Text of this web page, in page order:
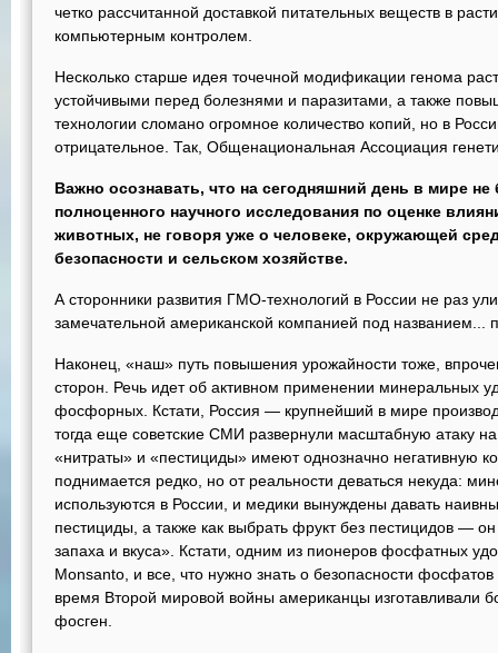
четко рассчитанной доставкой питательных веществ в
компьютерным контролем.
Несколько старше идея точечной модификации генома
устойчивыми перед болезнями и паразитами, а также
технологии сломано огромное количество копий, но в
отрицательное. Так, Общенациональная Ассоциация
Важно осознавать, что на сегодняшний день в мире
полноценного научного исследования по оценке
животных, не говоря уже о человеке, окружающей
безопасности и сельском хозяйстве.
А сторонники развития ГМО-технологий в России не раз
замечательной американской компанией под названием...
Наконец, «наш» путь повышения урожайности тоже,
сторон. Речь идет об активном применении минеральных
фосфорных. Кстати, Россия — крупнейший в мире
тогда еще советские СМИ развернули масштабную атаку
«нитраты» и «пестициды» имеют однозначно негативную
поднимается редко, но от реальности деваться некуда:
используются в России, и медики вынуждены давать
пестициды, а также как выбрать фрукт без пестицидов —
запаха и вкуса». Кстати, одним из пионеров фосфатных
Monsanto, и все, что нужно знать о безопасности
время Второй мировой войны американцы изготавливали
фосген.